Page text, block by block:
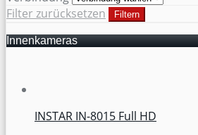
Filter zurücksetzen
Filtern
Innenkameras
INSTAR IN-8015 Full HD